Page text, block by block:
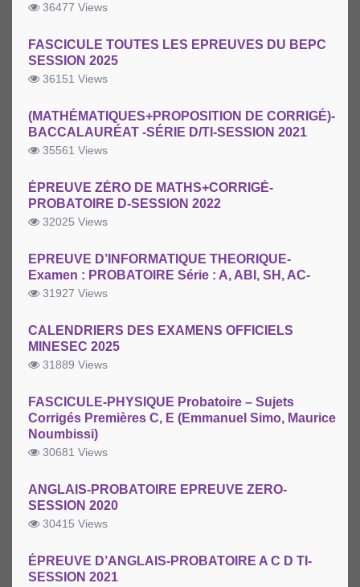
36477 Views
FASCICULE TOUTES LES EPREUVES DU BEPC
SESSION 2025
36151 Views
(MATHÉMATIQUES+PROPOSITION DE CORRIGÉ)-
BACCALAURÉAT -SÉRIE D/TI-SESSION 2021
35561 Views
ÉPREUVE ZÉRO DE MATHS+CORRIGÉ-
PROBATOIRE D-SESSION 2022
32025 Views
EPREUVE D’INFORMATIQUE THEORIQUE-
Examen : PROBATOIRE Série : A, ABI, SH, AC-
31927 Views
CALENDRIERS DES EXAMENS OFFICIELS
MINESEC 2025
31889 Views
FASCICULE-PHYSIQUE Probatoire – Sujets
Corrigés Premières C, E (Emmanuel Simo, Maurice
Noumbissi)
30681 Views
ANGLAIS-PROBATOIRE EPREUVE ZERO-
SESSION 2020
30415 Views
ÉPREUVE D’ANGLAIS-PROBATOIRE A C D TI-
SESSION 2021